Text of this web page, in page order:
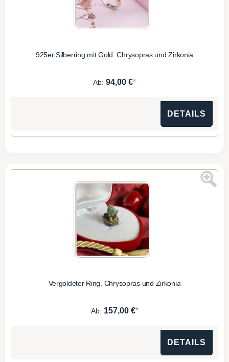
925er Silberring mit Gold. Chrysopras und Zirkonia
Ab: 94,00 €*
DETAILS
Vergoldeter Ring. Chrysopras und Zirkonia
Ab: 157,00 €*
DETAILS